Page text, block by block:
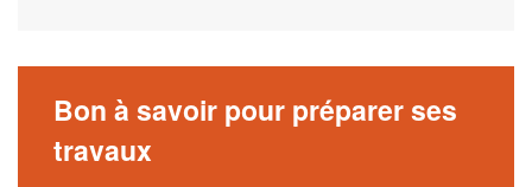
Bon à savoir pour préparer ses
travaux